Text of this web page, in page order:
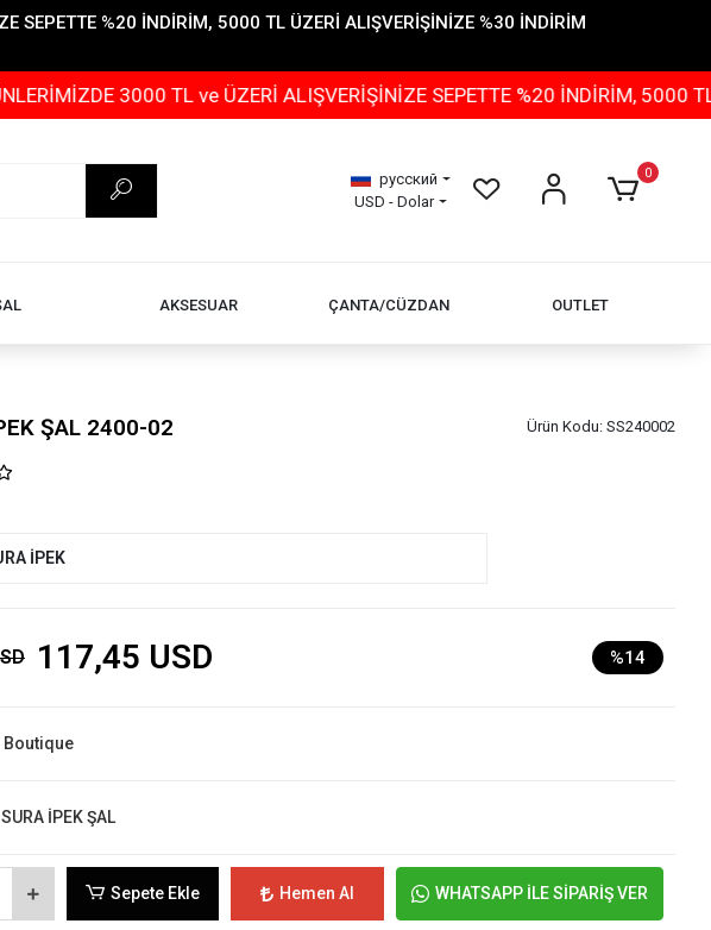
SEPETTE %20 İNDİRİM, 5000 TL ÜZERİ ALIŞVERİŞİNİZE %30 İNDİRİM
3000 TL ve ÜZERİ ALIŞVERİŞİNİZE SEPETTE %20 İNDİRİM, 5000 TL
русский
USD - Dolar
0
AKSESUAR ÇANTA/CÜZDAN OUTLET
ŞAL 2400-02 Ürün Kodu: SS240002
İPEK
117,45 USD %14
Boutique
SURA İPEK ŞAL
Sepete Ekle Hemen Al WHATSAPP İLE SİPARİŞ VER